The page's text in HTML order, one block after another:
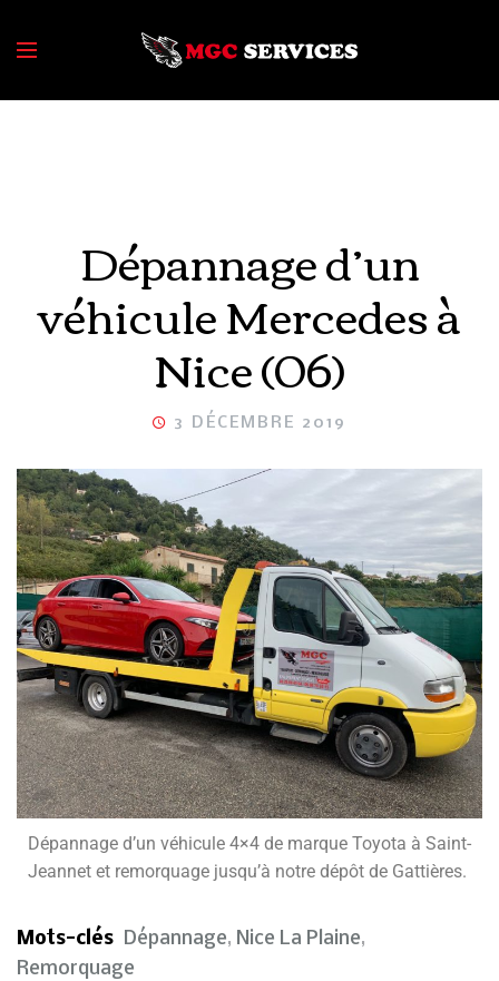
Dépannage d’un
véhicule Mercedes à
Nice (06)
3 DÉCEMBRE 2019
Dépannage d’un véhicule 4×4 de marque Toyota à Saint-
Jeannet et remorquage jusqu’à notre dépôt de Gattières.
Mots-clés Dépannage, Nice La Plaine,
Remorquage